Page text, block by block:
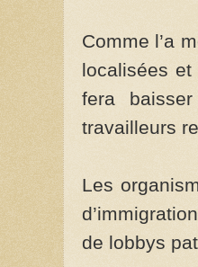
Comme l’a
localisées
fera
travailleurs
Les
de lobbys